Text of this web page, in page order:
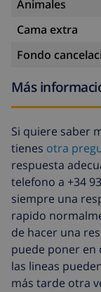
Animales
Cama extra
Fondo
Más
Si quiere saber
tienes otra
respuesta
telefono a +34
siempre una
rapido
de hacer una
puede poner
las lineas
más tarde otra